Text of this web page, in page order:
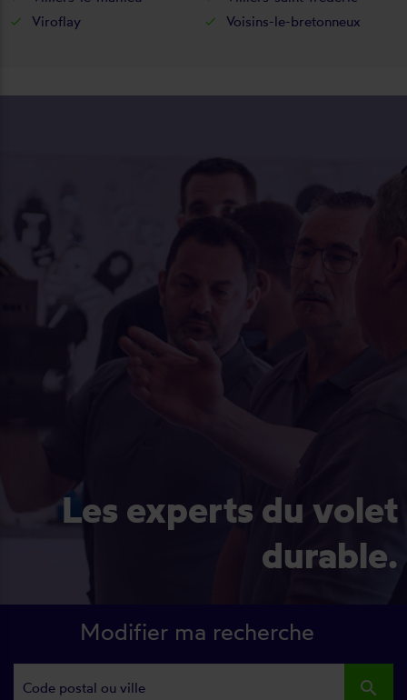
Viroflay
Voisins-le-bretonneux
Les experts du volet
durable.
Modifier ma recherche
search